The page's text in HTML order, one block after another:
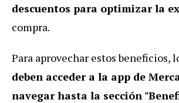
descuentos para optimizar la
compra.
Para aprovechar estos beneficios,
deben acceder a la app de
navegar hasta la sección